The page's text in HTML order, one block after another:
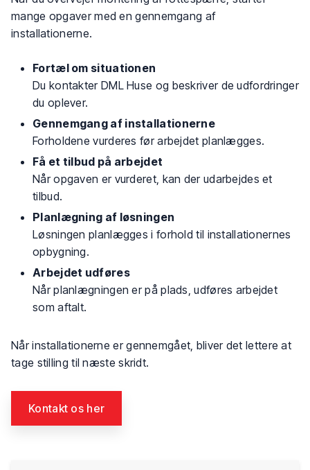
mange opgaver med en gennemgang af
installationerne.
Fortæl om situationen
Du kontakter DML Huse og beskriver de udfordringer
du oplever.
Gennemgang af installationerne
Forholdene vurderes før arbejdet planlægges.
Få et tilbud på arbejdet
Når opgaven er vurderet, kan der udarbejdes et
tilbud.
Planlægning af løsningen
Løsningen planlægges i forhold til installationernes
opbygning.
Arbejdet udføres
Når planlægningen er på plads, udføres arbejdet
som aftalt.
Når installationerne er gennemgået, bliver det lettere at
tage stilling til næste skridt.
Kontakt os her​